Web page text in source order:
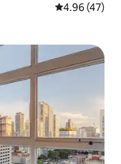
औसत रेटिंग 5 में
4.96 (47)